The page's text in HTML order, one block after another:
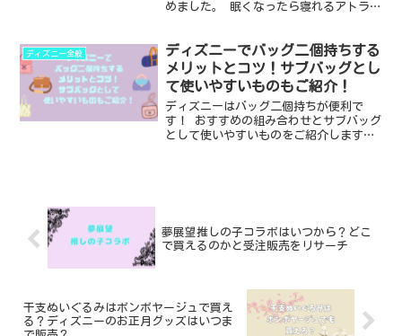
めました。 眠くなったら寝れるアトラク
大人のお役に立てればと思います。 ・デ
ィズニーの救護室で仮...
ディズニー全般
ディズニーでバッグ二個持ちする
メリットとコツ！サブバッグとし
て使いやすいものもご紹介！
ディズニーはバッグ二個持ちが便利で
す！ おすすめの組み合わせとサブバッグ
として使いやすいものをご紹介します。
夢展望推しの子コラボはいつから？どこ
で買えるのかと受注販売をリサーチ
干支ぬいぐるみはボンボヤージュで買え
る？ディズニーのお正月グッズはいつま